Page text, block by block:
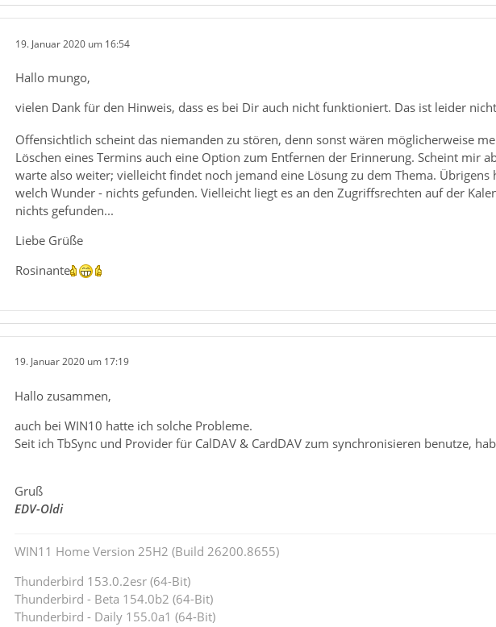
19. Januar 2020 um 16:54
Hallo mungo,
vielen Dank für den Hinweis, dass es bei Dir auch nicht funktioniert. Das ist leider
Offensichtlich scheint das niemanden zu stören, denn sonst wären möglicherweise
Löschen eines Termins auch eine Option zum Entfernen der Erinnerung. Scheint mir
warte also weiter; vielleicht findet noch jemand eine Lösung zu dem Thema.
welch Wunder - nichts gefunden. Vielleicht liegt es an den Zugriffsrechten auf der
nichts gefunden...
Liebe Grüße
Rosinante
19. Januar 2020 um 17:19
Hallo zusammen,
auch bei WIN10 hatte ich solche Probleme.
Seit ich TbSync und Provider für CalDAV & CardDAV zum synchronisieren benutze,
Gruß
EDV-Oldi
WIN11 Home Version 25H2 (Build 26200.8655)
Thunderbird 153.0.2esr (64-Bit)
Thunderbird - Beta 154.0b2 (64-Bit)
Thunderbird - Daily 155.0a1 (64-Bit)